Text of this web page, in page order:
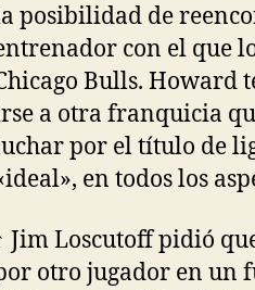
posibilidad de
con el que
Bulls. Howard
a otra franquicia
por el título de
en todos los
Jim Loscutoff pidió
otro jugador en un